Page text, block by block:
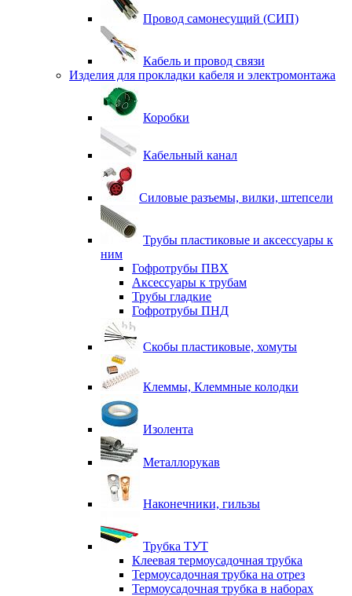
Провод самонесущий (СИП)
Кабель и провод связи
Изделия для прокладки кабеля и электромонтажа
Коробки
Кабельный канал
Силовые разъемы, вилки, штепсели
Трубы пластиковые и аксессуары к
ним
Гофротрубы ПВХ
Аксессуары к трубам
Трубы гладкие
Гофротрубы ПНД
Скобы пластиковые, хомуты
Клеммы, Клеммные колодки
Изолента
Металлорукав
Наконечники, гильзы
Трубка ТУТ
Клеевая термоусадочная трубка
Термоусадочная трубка на отрез
Термоусадочная трубка в наборах